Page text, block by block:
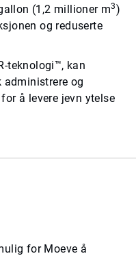
(1,2 millioner m3)
og reduserte
teknologi™, kan
administrere og
å levere jevn ytelse
for Moeve å